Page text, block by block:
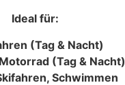
Ideal für:
(Tag & Nacht)
(Tag & Nacht)
Schwimmen